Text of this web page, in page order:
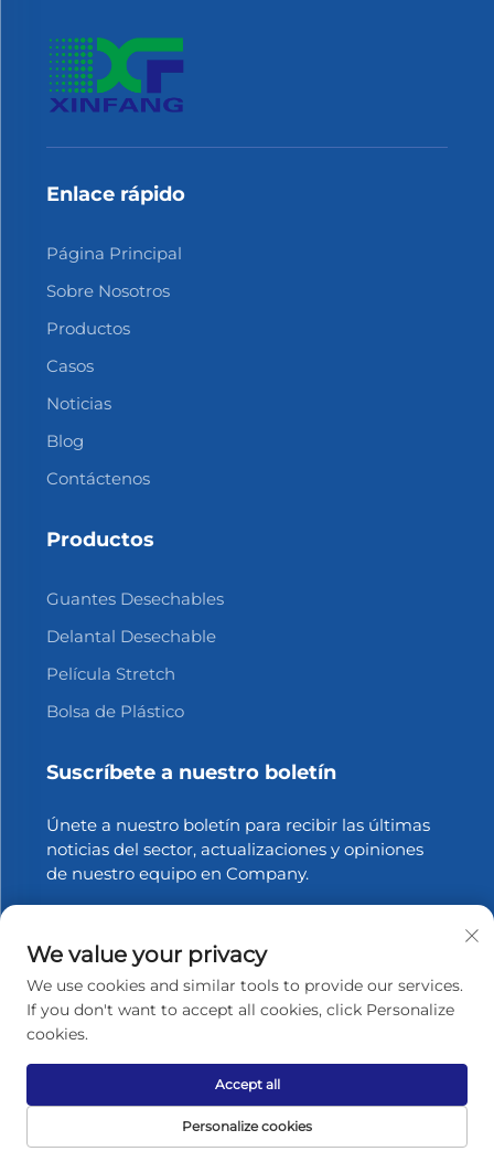
Enlace rápido
Página Principal
Sobre Nosotros
Productos
Casos
Noticias
Blog
Contáctenos
Productos
Guantes Desechables
Delantal Desechable
Película Stretch
Bolsa de Plástico
Suscríbete a nuestro boletín
Únete a nuestro boletín para recibir las últimas
noticias del sector, actualizaciones y opiniones
de nuestro equipo en Company.
Derechos de autor © 2025 Zhangjiagang Xinfang Packaging
We value your privacy
We use cookies and similar tools to provide our services.
If you don't want to accept all cookies, click Personalize
cookies.
Personalize cookies
Accept all